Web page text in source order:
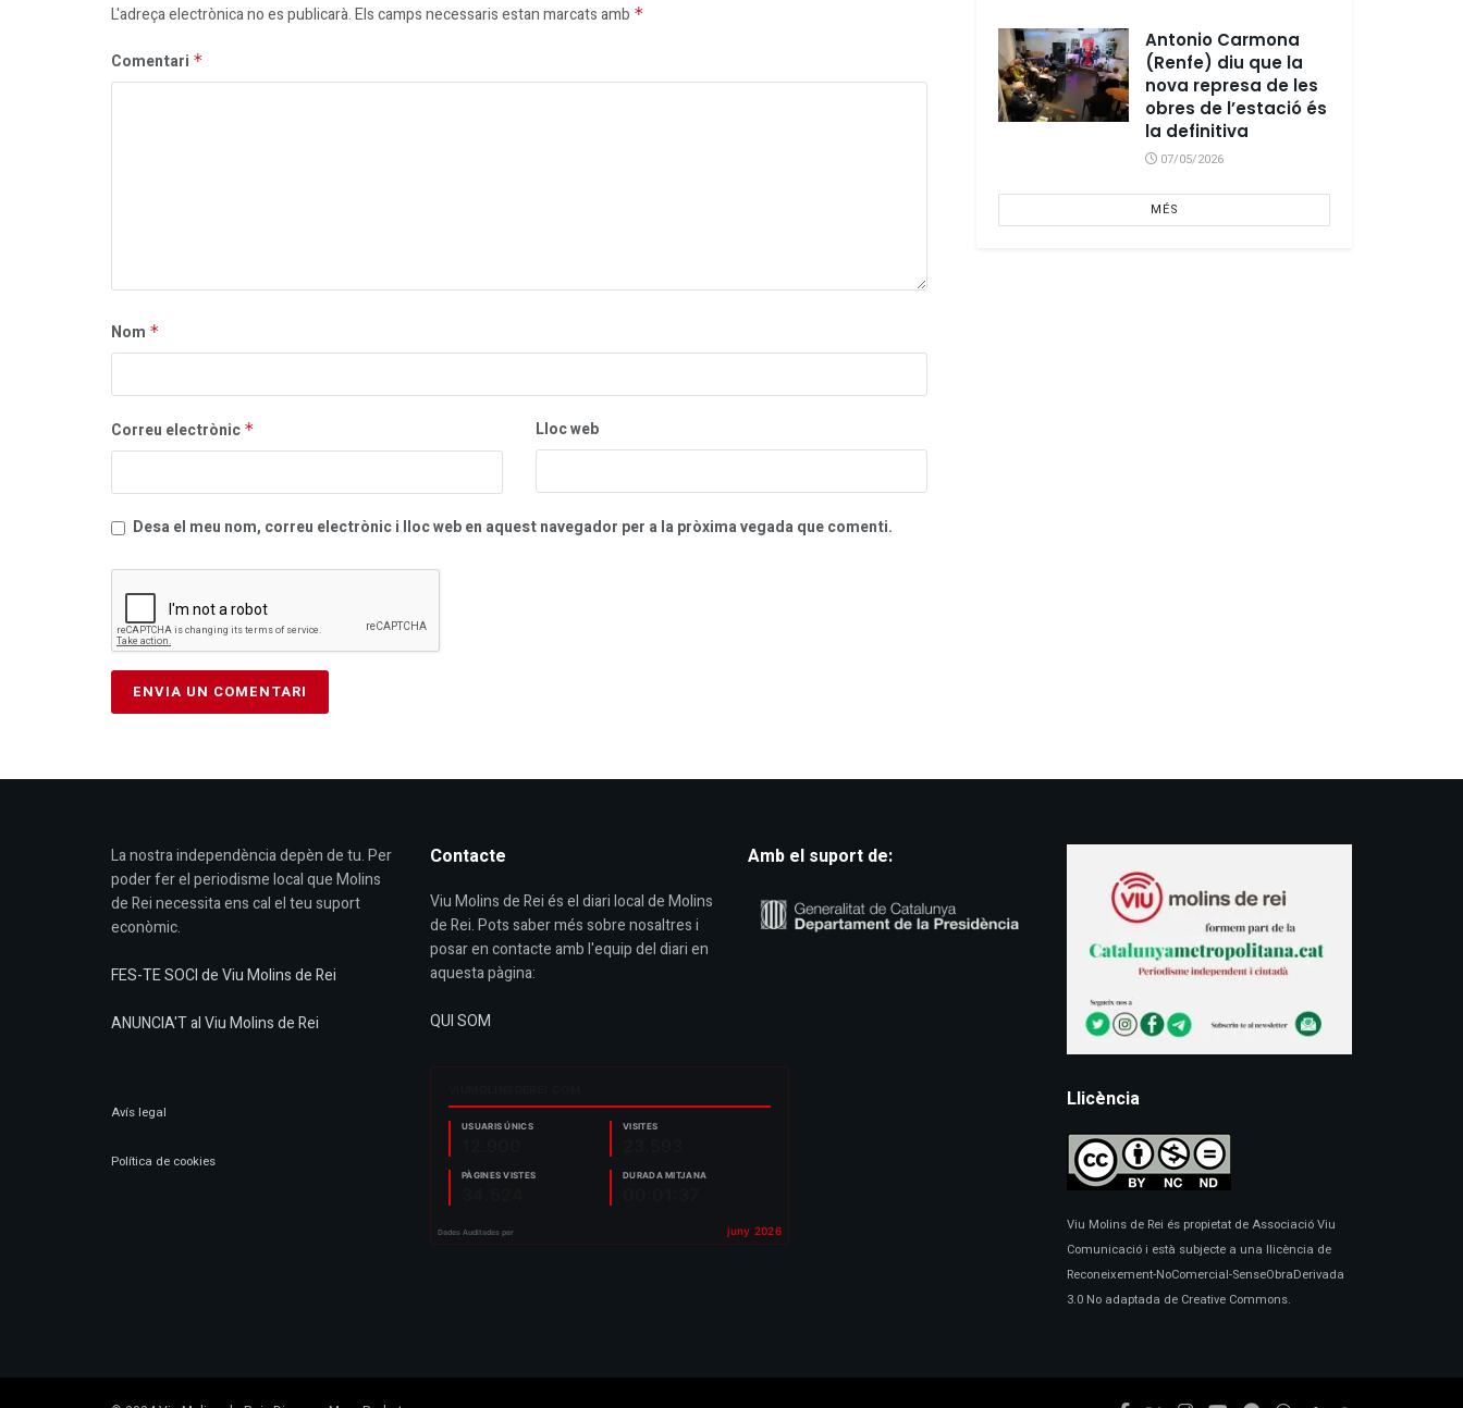
L'adreça electrònica no es publicarà.Els camps necessaris estan marcats amb *
Comentari *
Nom *
Correu electrònic * Lloc web
Desa el meu nom, correu electrònic i lloc web en aquest navegador per a la pròxima vegada que comenti.
Antonio Carmona
(Renfe) diu que la
nova represa de les
obres de l’estació és
la definitiva
07/05/2026
MÉS
La nostra independència depèn de tu. Per
poder fer el periodisme local que Molins
de Rei necessita ens cal el teu suport
econòmic.
FES-TE SOCI de Viu Molins de Rei
ANUNCIA'T al Viu Molins de Rei
Avís legal
Política de cookies
Contacte
Viu Molins de Rei és el diari local de Molins
de Rei. Pots saber més sobre nosaltres i
posar en contacte amb l'equip del diari en
aquesta pàgina:
QUI SOM
Amb el suport de:
Llicència
Viu Molins de Rei és propietat de Associació Viu
Comunicació i està subjecte a una llicència de
Reconeixement-NoComercial-SenseObraDerivada
3.0 No adaptada de Creative Commons.